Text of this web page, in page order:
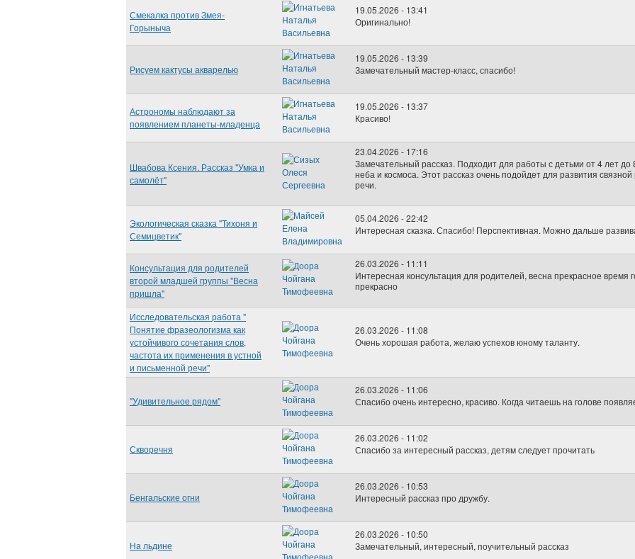
Смекалка против Змея-
Горыныча
19.05.2026 - 13:41
Оригинально!
Рисуем кактусы акварелью
19.05.2026 - 13:39
Замечательный мастер-класс, спасибо!
Астрономы наблюдают за
появлением планеты-младенца
19.05.2026 - 13:37
Красиво!
Швабова Ксения. Рассказ "Умка и
самолёт"
23.04.2026 - 17:16
Замечательный рассказ. Подходит для работы с детьми от 4 лет
неба и космоса. Этот рассказ очень подойдет для развития
речи.
Экологическая сказка "Тихоня и
Семицветик"
05.04.2026 - 22:42
Интересная сказка. Спасибо! Перспективная. Можно дальше
Консультация для родителей
второй младшей группы "Весна
пришла"
26.03.2026 - 11:11
Интересная консультация для родителей, весна прекрасное время
прекрасно
Исследовательская работа "
Понятие фразеологизма как
устойчивого сочетания слов,
частота их применения в устной
и письменной речи"
26.03.2026 - 11:08
Очень хорошая работа, желаю успехов юному таланту.
"Удивительное рядом"
26.03.2026 - 11:06
Спасибо очень интересно, красиво. Когда читаешь на голове
Скворечня
26.03.2026 - 11:02
Спасибо за интересный рассказ, детям следует прочитать
Бенгальские огни
26.03.2026 - 10:53
Интересный рассказ про дружбу.
На льдине
26.03.2026 - 10:50
Замечательный, интересный, поучительный рассказ